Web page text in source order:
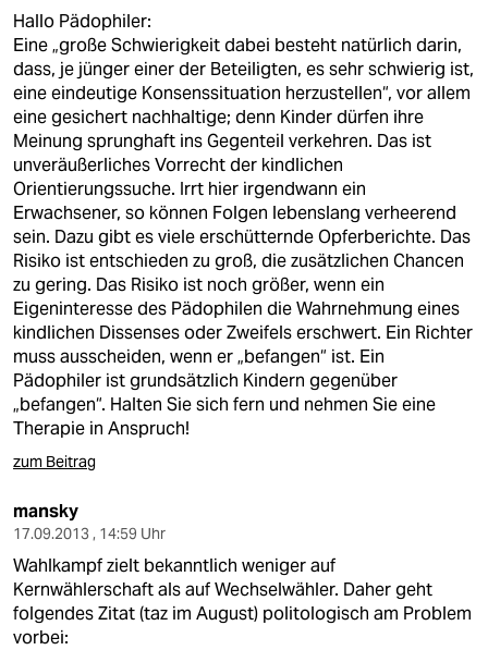
Hallo Pädophiler:
Eine „große Schwierigkeit dabei besteht natürlich darin,
dass, je jünger einer der Beteiligten, es sehr schwierig ist,
eine eindeutige Konsenssituation herzustellen“, vor allem
eine gesichert nachhaltige; denn Kinder dürfen ihre
Meinung sprunghaft ins Gegenteil verkehren. Das ist
unveräußerliches Vorrecht der kindlichen
Orientierungssuche. Irrt hier irgendwann ein
Erwachsener, so können Folgen lebenslang verheerend
sein. Dazu gibt es viele erschütternde Opferberichte. Das
Risiko ist entschieden zu groß, die zusätzlichen Chancen
zu gering. Das Risiko ist noch größer, wenn ein
Eigeninteresse des Pädophilen die Wahrnehmung eines
kindlichen Dissenses oder Zweifels erschwert. Ein Richter
muss ausscheiden, wenn er „befangen“ ist. Ein
Pädophiler ist grundsätzlich Kindern gegenüber
„befangen“. Halten Sie sich fern und nehmen Sie eine
Therapie in Anspruch!
zum Beitrag
mansky
17.09.2013 , 14:59 Uhr
Wahlkampf zielt bekanntlich weniger auf
Kernwählerschaft als auf Wechselwähler. Daher geht
folgendes Zitat (taz im August) politologisch am Problem
vorbei: